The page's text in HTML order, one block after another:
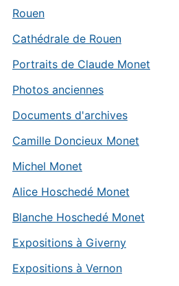
Rouen
Cathédrale de Rouen
Portraits de Claude Monet
Photos anciennes
Documents d'archives
Camille Doncieux Monet
Michel Monet
Alice Hoschedé Monet
Blanche Hoschedé Monet
Expositions à Giverny
Expositions à Vernon